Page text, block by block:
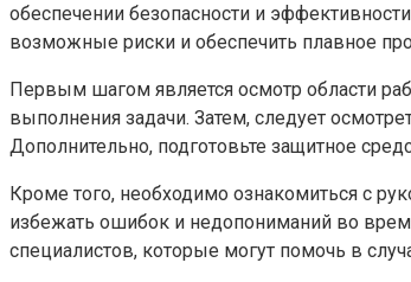
обеспечении безопасности и
возможные риски и обеспечить плавное
Первым шагом является осмотр области
выполнения задачи. Затем, следует
Дополнительно, подготовьте защитное
Кроме того, необходимо ознакомиться с
избежать ошибок и недопониманий во
специалистов, которые могут помочь в